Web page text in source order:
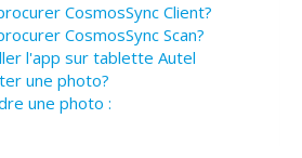
CosmosSync Client?
CosmosSync Scan?
l'app sur tablette Autel
une photo?
une photo :